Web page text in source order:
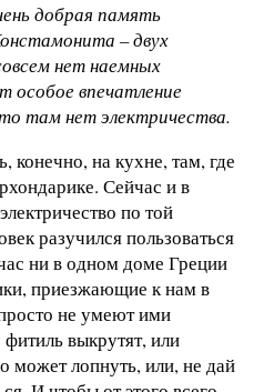
добрая память
– двух
нет наемных
особое впечатление
там нет электричества.
конечно, на кухне, там, где
Сейчас и в
по той
разучился пользоваться
ни в одном доме Греции
приезжающие к нам в
не умеют ими
выкрутят, или
может лопнуть, или, не дай